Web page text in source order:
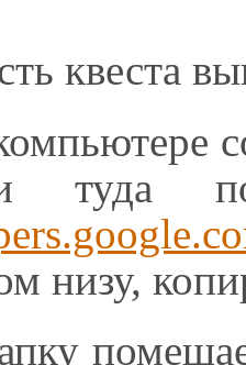
квеста
туда
низу,